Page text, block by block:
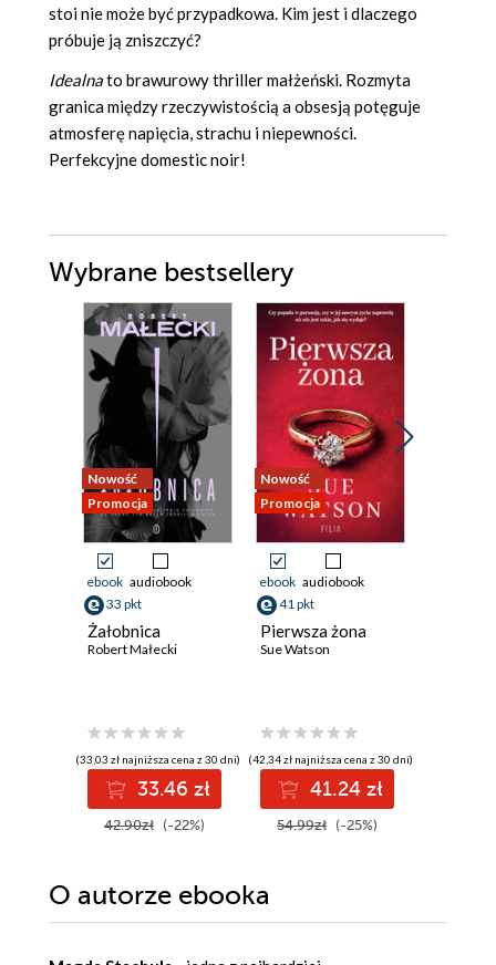
stoi nie może być przypadkowa. Kim jest i dlaczego
próbuje ją zniszczyć?
Idealnato brawurowy thriller małżeński. Rozmyta
granica między rzeczywistością a obsesją potęguje
atmosferę napięcia, strachu i niepewności.
Perfekcyjne domestic noir!
Wybrane bestsellery
Nowość
Promocja
ebook audiobook
33 pkt
Żałobnica
Robert Małecki
(33,03 zł najniższa cena z 30 dni)
33.46 zł
42.90zł (-22%)
Nowość
Promocja
ebook audiobook
41 pkt
Pierwsza żona
Sue Watson
(42,34 zł najniższa cena z 30 dni)
41.24 zł
54.99zł (-25%)
O autorze ebooka